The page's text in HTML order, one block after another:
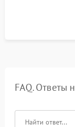
корректности
FAQ. Ответы